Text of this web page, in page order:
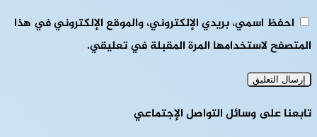
احفظ اسمي، بريدي الإلكتروني، والموقع الإلكتروني في هذا
المتصفح لاستخدامها المرة المقبلة في تعليقي.
تابعنا على وسائل التواصل الإجتماعي